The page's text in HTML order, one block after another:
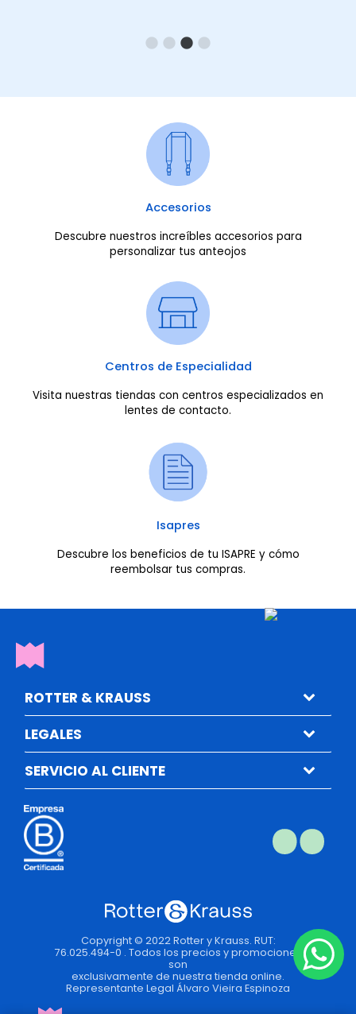
Accesorios
Descubre nuestros increíbles accesorios para
personalizar tus anteojos
Centros de Especialidad
Visita nuestras tiendas con centros especializados en
lentes de contacto.
Isapres
Descubre los beneficios de tu ISAPRE y cómo
reembolsar tus compras.
ROTTER & KRAUSS
LEGALES
SERVICIO AL CLIENTE
Copyright © 2022 Rotter y Krauss. RUT:
76.025.494-0 . Todos los precios y promociones
son
exclusivamente de nuestra tienda online.
Representante Legal Álvaro Vieira Espinoza